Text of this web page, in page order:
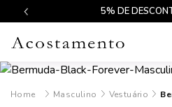
5% DE
Masculino Vestuário